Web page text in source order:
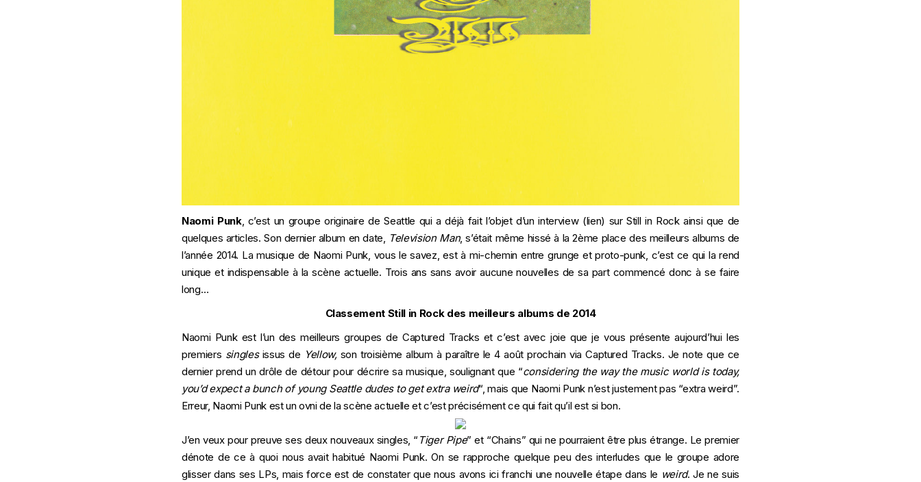
Naomi Punk, c’est un groupe originaire de Seattle qui a déjà fait l’objet d’uninterview(lien) sur Still in Rock ainsi que de
quelques articles. Son dernier album en date, Television Man, s’était même hissé à la 2ème place des meilleurs albums de
l’année 2014. La musique de Naomi Punk, vous le savez, est à mi-chemin entre grunge et proto-punk, c’est ce qui la rend
unique et indispensable à la scène actuelle. Trois ans sans avoir aucune nouvelles de sa part commencé donc à se faire
long…
Classement Still in Rock des meilleurs albums de 2014
Naomi Punk est l’un des meilleurs groupes de Captured Tracks et c’est avec joie que je vous présente aujourd’hui les
premiers singlesissus de Yellow,son troisième album à paraître le 4 août prochain via Captured Tracks. Je note que ce
dernier prend un drôle de détour pour décrire sa musique, soulignant que “considering the way the music world is today,
you’d expect a bunch of young Seattle dudes to get extra weird“, mais que Naomi Punk n’est justement pas “extra weird”.
Erreur, Naomi Punk est un ovni de la scène actuelle et c’est précisément ce qui fait qu’il est si bon.
J’en veux pour preuve ses deux nouveaux singles, “ Tiger Pipe” et “Chains” qui ne pourraient être plus étrange. Le premier
dénote de ce à quoi nous avait habitué Naomi Punk. On se rapproche quelque peu des interludes que le groupe adore
glisser dans ses LPs, mais force est de constater que nous avons ici franchi une nouvelle étape dans le weird. Je ne suis